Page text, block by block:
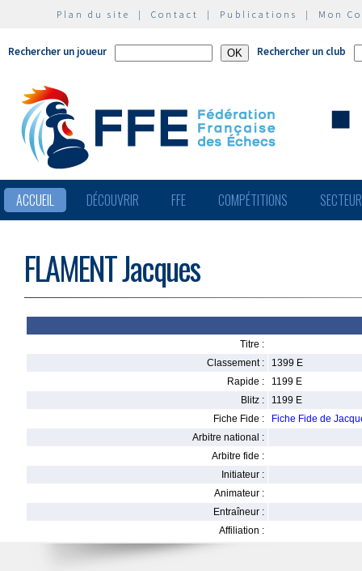
Plan du site | Contact | Publications | Mon
Rechercher un joueur Rechercher un club
ACCUEIL DÉCOUVRIR FFE COMPÉTITIONS
FLAMENT Jacques
Titre :
Classement :
1399 E
Rapide :
1199 E
Blitz :
1199 E
Fiche Fide :
Fiche Fide de
Arbitre national :
Arbitre fide :
Initiateur :
Animateur :
Entraîneur :
Affiliation :